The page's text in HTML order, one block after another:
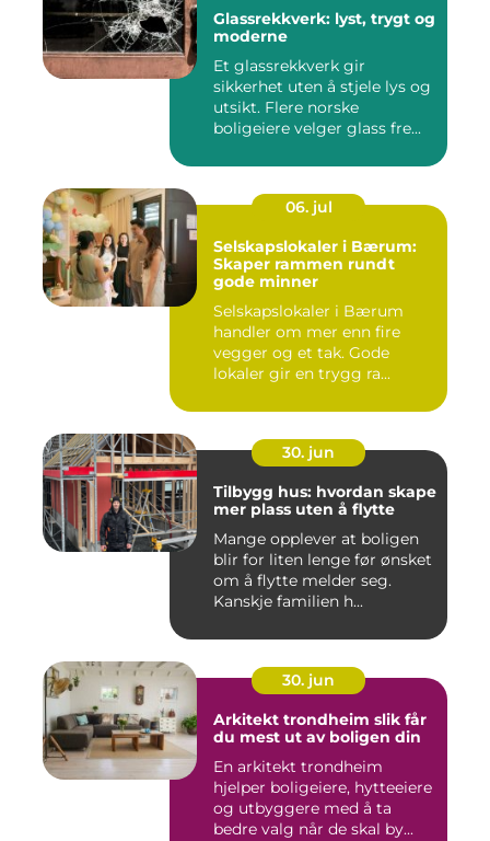
Glassrekkverk: lyst, trygt og
moderne
Et glassrekkverk gir
sikkerhet uten å stjele lys og
utsikt. Flere norske
boligeiere velger glass fre...
06. jul
Selskapslokaler i Bærum:
Skaper rammen rundt
gode minner
Selskapslokaler i Bærum
handler om mer enn fire
vegger og et tak. Gode
lokaler gir en trygg ra...
30. jun
Tilbygg hus: hvordan skape
mer plass uten å flytte
Mange opplever at boligen
blir for liten lenge før ønsket
om å flytte melder seg.
Kanskje familien h...
30. jun
Arkitekt trondheim slik får
du mest ut av boligen din
En arkitekt trondheim
hjelper boligeiere, hytteeiere
og utbyggere med å ta
bedre valg når de skal by...